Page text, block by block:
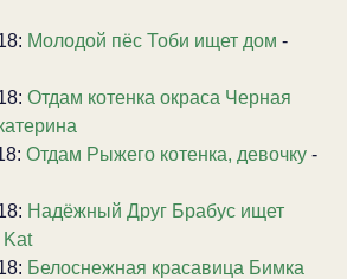
Молодой пёс Тоби ищет дом -
Отдам котенка окраса Черная
Отдам Рыжего котенка, девочку -
Надёжный Друг Брабус ищет
Kat
Белоснежная красавица Бимка